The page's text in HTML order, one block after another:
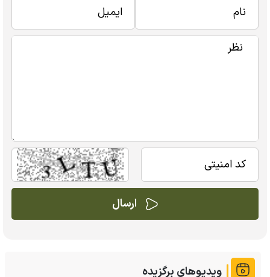
ویدیوهای برگزیده